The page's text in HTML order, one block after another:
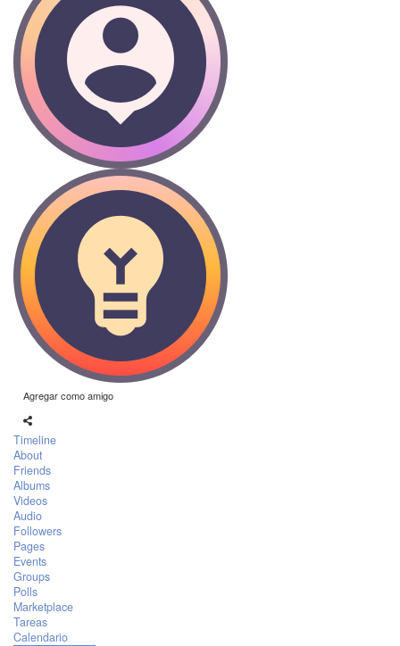
Agregar como amigo
Timeline
About
Friends
Albums
Videos
Audio
Followers
Pages
Events
Groups
Polls
Marketplace
Tareas
Calendario